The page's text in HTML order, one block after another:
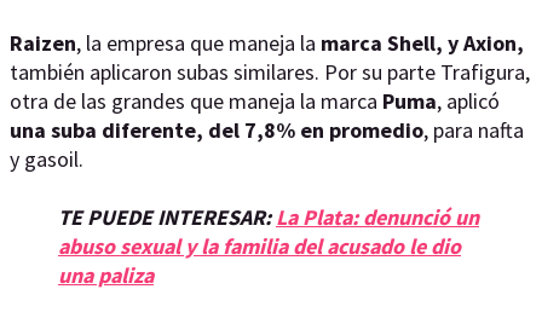
Raizen, la empresa que maneja la marca Shell, y Axion,
también aplicaron subas similares. Por su parte Trafigura,
otra de las grandes que maneja la marca Puma, aplicó
una suba diferente, del 7,8% en promedio, para nafta
y gasoil.
TE PUEDE INTERESAR:La Plata: denunció un
abuso sexual y la familia del acusado le dio
una paliza